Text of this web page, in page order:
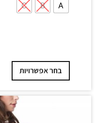
A
B
C
בחר אפשרויות